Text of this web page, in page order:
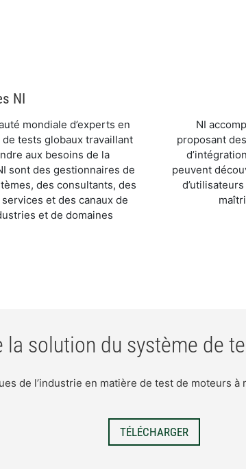
NI
mondiale d’experts en
tests globaux travaillant
aux besoins de la
sont des gestionnaires de
des consultants, des
et des canaux de
et de domaines
NI
proposant
peuvent
la solution du système de
de l’industrie en matière de test de moteurs à
TÉLÉCHARGER​